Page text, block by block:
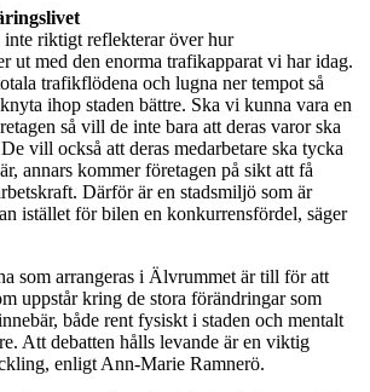
inte riktigt reflekterar över hur
ut med den enorma trafikapparat vi har idag.
trafikflödena och lugna ner tempot så
ihop staden bättre. Ska vi kunna vara en
så vill de inte bara att deras varor ska
vill också att deras medarbetare ska tycka
annars kommer företagen på sikt att få
Därför är en stadsmiljö som är
istället för bilen en konkurrensfördel, säger
som arrangeras i Älvrummet är till för att
uppstår kring de stora förändringar som
både rent fysiskt i staden och mentalt
Att debatten hålls levande är en viktig
enligt Ann-Marie Ramnerö.